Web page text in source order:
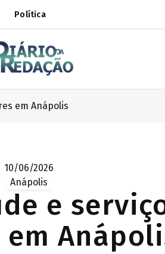
Política
em Anápolis
10/06/2026
Anápolis
e